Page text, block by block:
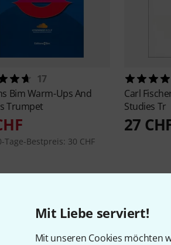
Mit Liebe serviert!
Mit unseren Cookies möchten
17
BimWarm-Ups And
Trumpet
Tage-Bestpreis: 30 CHF
Carl
Studies Tr
27